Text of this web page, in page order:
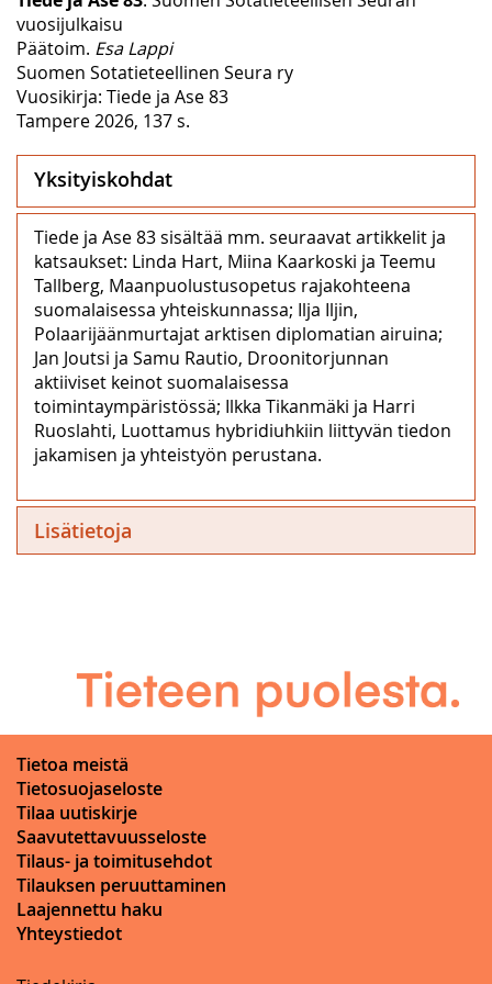
vuosijulkaisu
Päätoim. Esa Lappi
Suomen Sotatieteellinen Seura ry
Vuosikirja: Tiede ja Ase 83
Tampere 2026, 137 s.
Yksityiskohdat
Tiede ja Ase 83 sisältää mm. seuraavat artikkelit ja
katsaukset: Linda Hart, Miina Kaarkoski ja Teemu
Tallberg, Maanpuolustusopetus rajakohteena
suomalaisessa yhteiskunnassa; Ilja Iljin,
Polaarijäänmurtajat arktisen diplomatian airuina;
Jan Joutsi ja Samu Rautio, Droonitorjunnan
aktiiviset keinot suomalaisessa
toimintaympäristössä; Ilkka Tikanmäki ja Harri
Ruoslahti, Luottamus hybridiuhkiin liittyvän tiedon
jakamisen ja yhteistyön perustana.
Lisätietoja
Tietoa meistä
Tietosuojaseloste
Tilaa uutiskirje
Saavutettavuusseloste
Tilaus- ja toimitusehdot
Tilauksen peruuttaminen
Laajennettu haku
Yhteystiedot